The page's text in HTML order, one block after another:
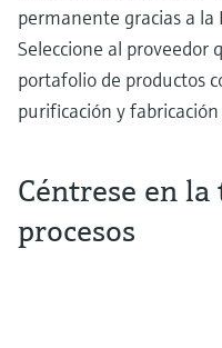
permanente gracias a
Seleccione al proveedor
portafolio de productos
purificación y
Céntrese en
procesos